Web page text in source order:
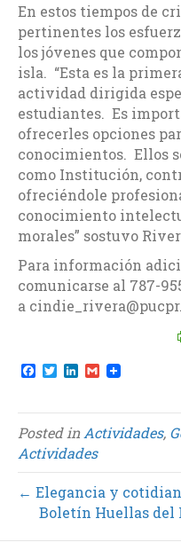
En estos tiempos de
pertinentes los
los jóvenes que
isla. “Esta es la
actividad dirigida
estudiantes. Es
ofrecerles opciones
conocimientos. Ellos
como Institución,
ofreciéndole
conocimiento
morales” sostuvo
Para información
comunicarse al 787-
a
F
e
b
o
o
k
T
t
t
e
r
L
k
e
d
I
n
G
i
l
Posted inActividades,
Actividades
← Elegancia y
Boletín Huellas del